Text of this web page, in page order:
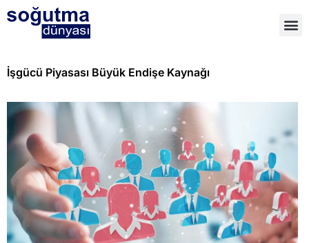
İşgücü Piyasası Büyük Endişe Kaynağı